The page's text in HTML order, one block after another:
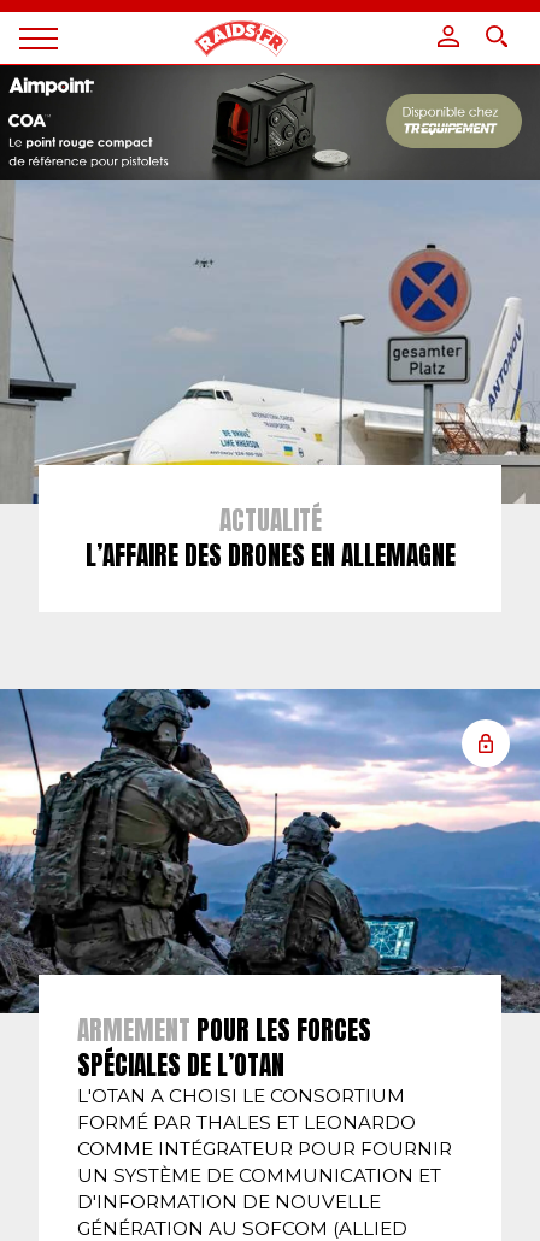
Magazine
Raids
ACTUALITÉ
L’AFFAIRE DES DRONES EN ALLEMAGNE
ARMEMENT POUR LES FORCES
SPÉCIALES DE L’OTAN
L'OTAN A CHOISI LE CONSORTIUM
FORMÉ PAR THALES ET LEONARDO
COMME INTÉGRATEUR POUR FOURNIR
UN SYSTÈME DE COMMUNICATION ET
D'INFORMATION DE NOUVELLE
GÉNÉRATION AU SOFCOM (ALLIED
Panneau de gestion des cookies